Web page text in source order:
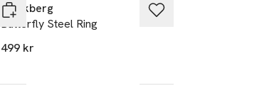
Mockberg
Butterfly Steel Ring
499 kr